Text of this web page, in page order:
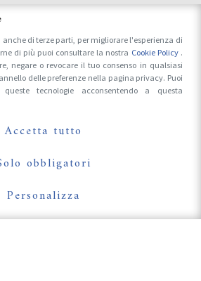
Stampa e Fotografi
Follow Us On
anche di terze parti, per migliorare l'esperienza di
di più puoi consultare la nostra Cookie Policy .
negare o revocare il tuo consenso in qualsiasi
delle preferenze nella pagina privacy. Puoi
tecnologie acconsentendo a questa
Accetta tutto
obbligatori
Personalizza